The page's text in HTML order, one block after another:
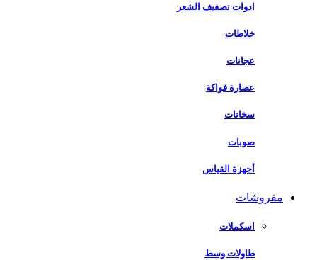
ادوات تصفيف الشعر
خلاطات
عجانات
عصارة فواكة
سخانات
صوبات
أجهزة القياس
مفروشات
اسكملات
طاولات وسط